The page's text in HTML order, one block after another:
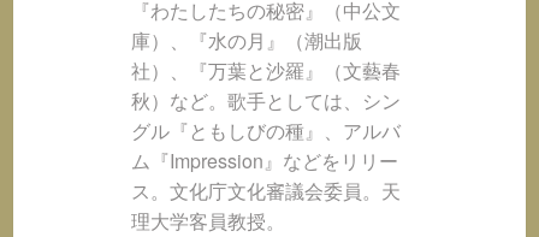
『わたしたちの秘密』（中公文
庫）、『水の月』（潮出版
社）、『万葉と沙羅』（文藝春
秋）など。歌手としては、シン
グル『ともしびの種』、アルバ
ム『Impression』などをリリー
ス。文化庁文化審議会委員。天
理大学客員教授。